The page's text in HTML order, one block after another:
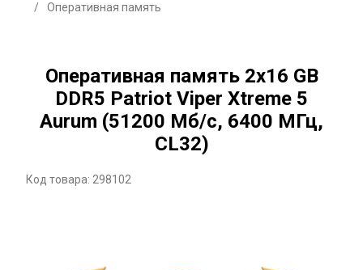
/
Оперативная память
Оперативная память 2x16 GB
DDR5 Patriot Viper Xtreme 5
Aurum (51200 Мб/с, 6400 МГц,
CL32)
Код товара: 298102